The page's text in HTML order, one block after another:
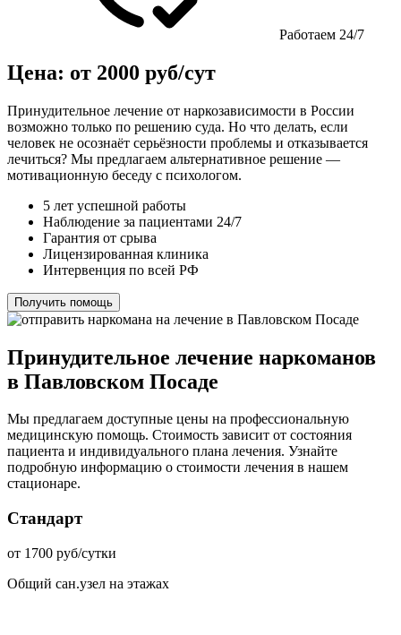
Работаем 24/7
Цена: от 2000 руб/сут
Принудительное лечение от наркозависимости в России
возможно только по решению суда. Но что делать, если
человек не осознаёт серьёзности проблемы и отказывается
лечиться? Мы предлагаем альтернативное решение —
мотивационную беседу с психологом.
5 лет успешной работы
Наблюдение за пациентами 24/7
Гарантия от срыва
Лицензированная клиника
Интервенция по всей РФ
Получить помощь
Принудительное лечение наркоманов
в Павловском Посаде
Мы предлагаем доступные цены на профессиональную
медицинскую помощь. Стоимость зависит от состояния
пациента и индивидуального плана лечения. Узнайте
подробную информацию о стоимости лечения в нашем
стационаре.
Стандарт
от 1700 руб/сутки
Общий сан.узел на этажах